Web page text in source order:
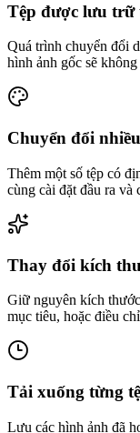
Tệp được lưu trữ
Quá trình chuyển đổi
hình ảnh gốc sẽ
Chuyển đổi
Thêm một số tệp có
cùng cài đặt đầu ra
Thay đổi kích
Giữ nguyên kích
mục tiêu, hoặc điều
Tải xuống từng
Lưu các hình ảnh đã